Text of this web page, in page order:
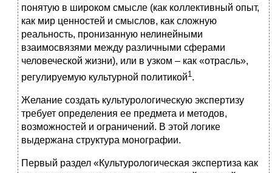
понятую в широком смысле (как коллективный опыт,
как мир ценностей и смыслов, как сложную
реальность, пронизанную нелинейными
взаимосвязями между различными сферами
человеческой жизни), или в узком – как «отрасль»,
регулируемую культурной политикой1 .
Желание создать культурологическую экспертизу
требует определения ее предмета и методов,
возможностей и ограничений. В этой логике
выдержана структура монографии.
Первый раздел «Культурологическая экспертиза как